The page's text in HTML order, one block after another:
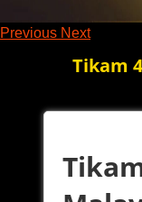
Previous Next
Tikam